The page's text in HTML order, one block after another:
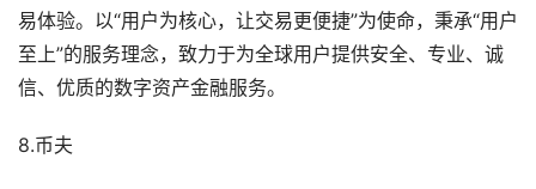
易体验。以“用户为核心，让交易更便捷”为使命，秉承“用户
至上”的服务理念，致力于为全球用户提供安全、专业、诚
信、优质的数字资产金融服务。
8.币夫